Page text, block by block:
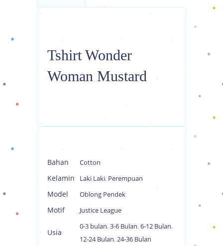
Tshirt Wonder
Woman Mustard
Bahan Cotton
Kelamin Laki Laki, Perempuan
Model Oblong Pendek
Motif Justice League
Usia
0-3 bulan, 3-6 Bulan, 6-12 Bulan,
12-24 Bulan, 24-36 Bulan